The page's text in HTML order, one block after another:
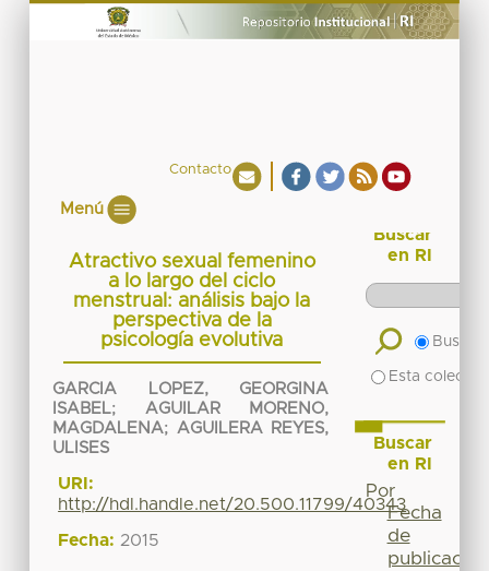
Contacto
Menú
Atractivo sexual femenino
a lo largo del ciclo
menstrual: análisis bajo la
perspectiva de la
psicología evolutiva
GARCIA LOPEZ, GEORGINA
ISABEL; AGUILAR MORENO,
MAGDALENA; AGUILERA REYES,
ULISES
URI:
http://hdl.handle.net/20.500.11799/40343
Fecha: 2015
Buscar
en RI
Buscar
Esta
Buscar
en RI
Por
Fecha
de
publicación